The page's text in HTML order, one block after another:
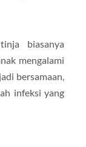
biasanya
mengalami
bersamaan,
infeksi yang